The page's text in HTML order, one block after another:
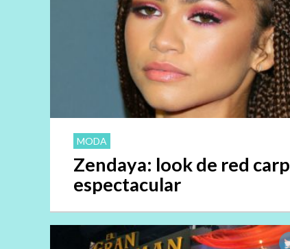
MODA
Zendaya: look de red
espectacular